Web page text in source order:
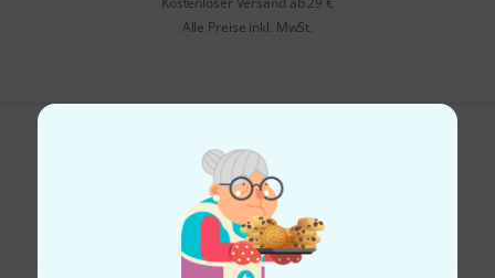
Alle Preise inkl. MwSt.
Gefällt Ihnen, was Sie sehen?
Hilfe & Feedback